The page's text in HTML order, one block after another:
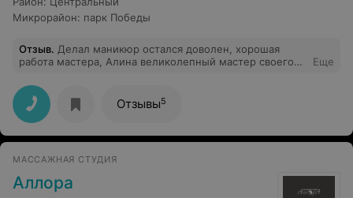
Микрорайон: парк Победы
Отзыв. Делал маникюр остался доволен, хорошая
работа мастера, Алина великолепный мастер своего
Еще
Отзывы5
МАССАЖНАЯ СТУДИЯ
Аллора